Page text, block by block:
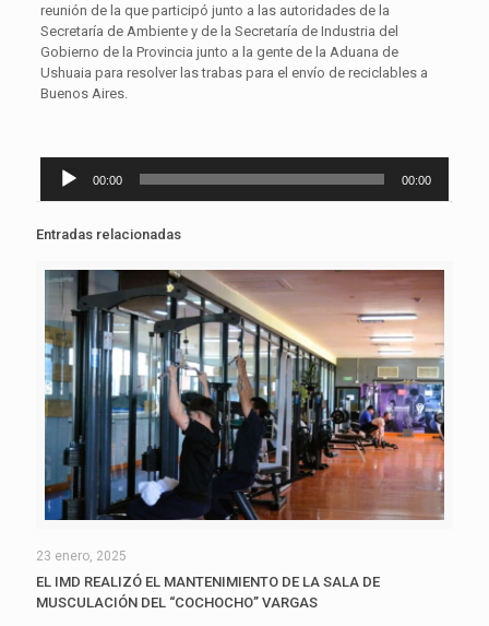
reunión de la que participó junto a las autoridades de la
Secretaría de Ambiente y de la Secretaría de Industria del
Gobierno de la Provincia junto a la gente de la Aduana de
Ushuaia para resolver las trabas para el envío de reciclables a
Buenos Aires.
Reproductor
00:00 00:00
Entradas relacionadas
23 enero, 2025
EL IMD REALIZÓ EL MANTENIMIENTO DE LA SALA DE
MUSCULACIÓN DEL “COCHOCHO” VARGAS